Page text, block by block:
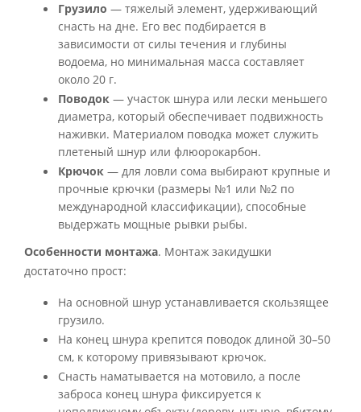
Грузило — тяжелый элемент, удерживающий
снасть на дне. Его вес подбирается в
зависимости от силы течения и глубины
водоема, но минимальная масса составляет
около 20 г.
Поводок — участок шнура или лески меньшего
диаметра, который обеспечивает подвижность
наживки. Материалом поводка может служить
плетеный шнур или флюорокарбон.
Крючок — для ловли сома выбирают крупные и
прочные крючки (размеры №1 или №2 по
международной классификации), способные
выдержать мощные рывки рыбы.
Особенности монтажа. Монтаж закидушки
достаточно прост:
На основной шнур устанавливается скользящее
грузило.
На конец шнура крепится поводок длиной 30–50
см, к которому привязывают крючок.
Снасть наматывается на мотовило, а после
заброса конец шнура фиксируется к